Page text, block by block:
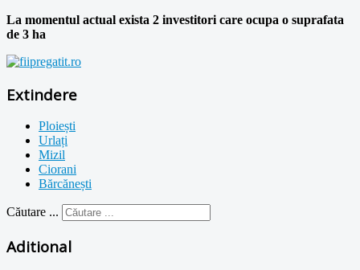
La momentul actual exista 2 investitori care ocupa o suprafata
de 3 ha
Extindere
Ploiești
Urlați
Mizil
Ciorani
Bărcănești
Căutare ...
Aditional